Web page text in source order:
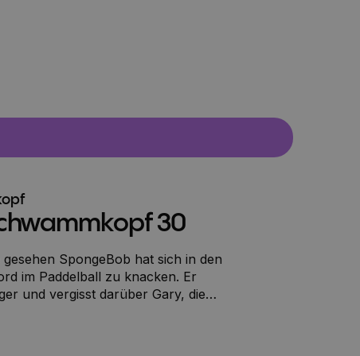
30
SpongeBob hat sich in den
im Paddelball zu knacken. Er
und vergisst darüber Gary, die
ein Geschicklichkeitskran. Man